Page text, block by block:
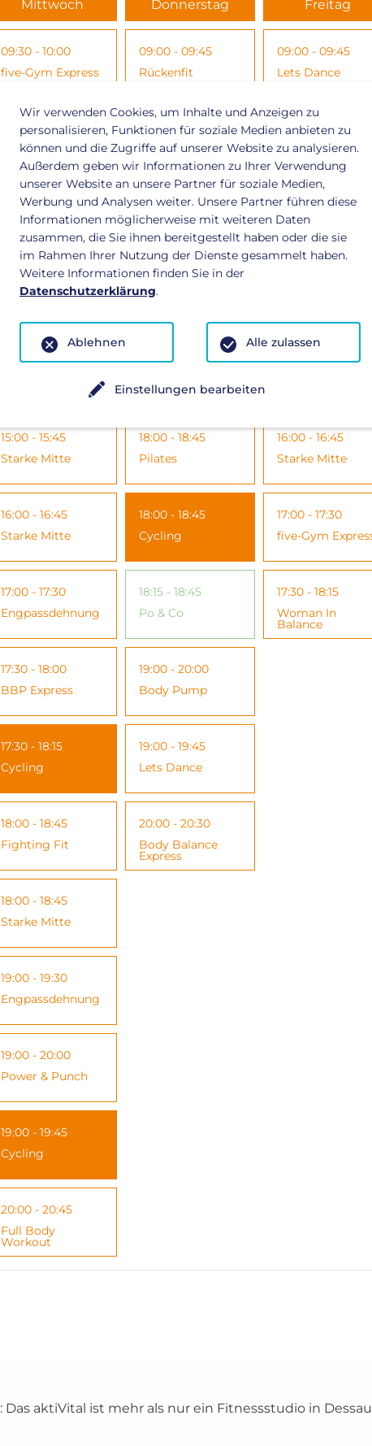
Mittwoch
09:30 - 10:00
five-Gym Express
10:00 - 11:00
Body Balance
10:00 - 10:45
Rückenfit
14:00 - 14:45
15:00 - 15:45
Starke Mitte
16:00 - 16:45
Starke Mitte
17:00 - 17:30
Engpassdehnung
17:30 - 18:00
BBP Express
17:30 - 18:15
Cycling
18:00 - 18:45
Fighting Fit
18:00 - 18:45
Starke Mitte
19:00 - 19:30
Engpassdehnung
19:00 - 20:00
Power & Punch
19:00 - 19:45
Cycling
20:00 - 20:45
Full Body
Workout
Donnerstag
09:00 - 09:45
Rückenfit
10:00 - 10:45
Pilates
11:00 - 11:45
Top Fit
17:30 - 18:00
Iron Fit
18:00 - 18:45
Pilates
18:00 - 18:45
Cycling
18:15 - 18:45
Po & Co
19:00 - 20:00
Body Pump
19:00 - 19:45
Lets Dance
20:00 - 20:30
Body Balance
Express
Freitag
09:00 - 09:45
Lets Dance
10:00 - 10:45
Rückenfit
10:00 - 10:45
Fit For Weekend
12:00 - 12:45
16:00 - 16:45
Starke Mitte
17:00 - 17:30
five-Gym
17:30 - 18:15
Woman In
Balance
: Das aktiVital ist mehr als nur ein Fitnessstudio in
Wir verwenden Cookies, um Inhalte und Anzeigen zu
personalisieren, Funktionen für soziale Medien anbieten zu
können und die Zugriffe auf unserer Website zu analysieren.
Außerdem geben wir Informationen zu Ihrer Verwendung
unserer Website an unsere Partner für soziale Medien,
Werbung und Analysen weiter. Unsere Partner führen diese
Informationen möglicherweise mit weiteren Daten
zusammen, die Sie ihnen bereitgestellt haben oder die sie
im Rahmen Ihrer Nutzung der Dienste gesammelt haben.
Weitere Informationen finden Sie in der
Datenschutzerklärung.
Einstellungen bearbeiten
Ablehnen Alle zulassen